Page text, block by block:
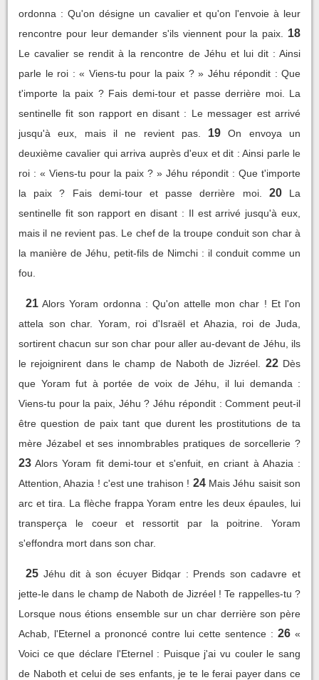
ordonna : Qu'on désigne un cavalier et qu'on l'envoie à leur
rencontre pour leur demander s'ils viennent pour la paix.
18
Le cavalier se rendit à la rencontre de Jéhu et lui dit : Ainsi
parle le roi : « Viens-tu pour la paix ? » Jéhu répondit : Que
t'importe la paix ? Fais demi-tour et passe derrière moi. La
sentinelle fit son rapport en disant : Le messager est arrivé
jusqu'à eux, mais il ne revient pas.
19
On envoya un
deuxième cavalier qui arriva auprès d'eux et dit : Ainsi parle le
roi : « Viens-tu pour la paix ? » Jéhu répondit : Que t'importe
la paix ? Fais demi-tour et passe derrière moi.
20
La
sentinelle fit son rapport en disant : Il est arrivé jusqu'à eux,
mais il ne revient pas. Le chef de la troupe conduit son char à
la manière de Jéhu, petit-fils de Nimchi : il conduit comme un
fou.
21 Alors Yoram ordonna : Qu'on attelle mon char ! Et l'on
attela son char. Yoram, roi d'Israël et Ahazia, roi de Juda,
sortirent chacun sur son char pour aller au-devant de Jéhu, ils
le rejoignirent dans le champ de Naboth de Jizréel.
22 Dès
que Yoram fut à portée de voix de Jéhu, il lui demanda :
Viens-tu pour la paix, Jéhu ? Jéhu répondit : Comment peut-il
être question de paix tant que durent les prostitutions de ta
mère Jézabel et ses innombrables pratiques de sorcellerie ?
23 Alors Yoram fit demi-tour et s'enfuit, en criant à Ahazia :
Attention, Ahazia ! c'est une trahison ! 24 Mais Jéhu saisit son
arc et tira. La flèche frappa Yoram entre les deux épaules, lui
transperça le coeur et ressortit par la poitrine. Yoram
s'effondra mort dans son char.
25 Jéhu dit à son écuyer Bidqar : Prends son cadavre et
jette-le dans le champ de Naboth de Jizréel ! Te rappelles-tu ?
Lorsque nous étions ensemble sur un char derrière son père
Achab, l'Eternel a prononcé contre lui cette sentence : 26 «
Voici ce que déclare l'Eternel : Puisque j'ai vu couler le sang
de Naboth et celui de ses enfants, je te le ferai payer dans ce